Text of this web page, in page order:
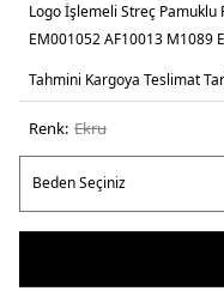
Logo İşlemeli Streç Pamuklu
EM001052 AF10013 M1089
Tahmini Kargoya Teslimat
Renk: ekru